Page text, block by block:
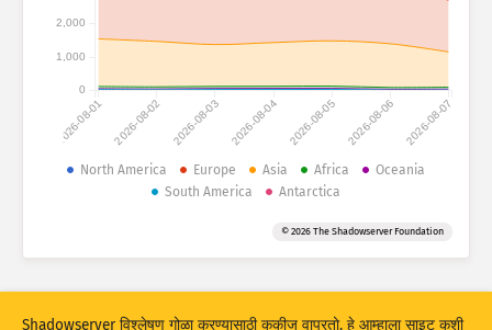
डेटा सेट
अपडेट करा रिसेट
2026-08-01 2026-08-02 2026-08-03 2026-08-04 2026-08-05 2026-08-06 2026-08-07
0
1,000
2,000
North America Europe Asia Africa
Oceania
South America
Antarctica
© 2026 The Shadowserver Foundation
Shadowserver विश्लेषण गोळा करण्यासाठी कुकीज वापरतो. हे आम्हाला साइट कशी